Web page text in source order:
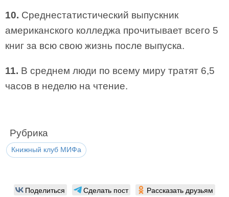
10. Среднестатистический выпускник
американского колледжа прочитывает всего 5
книг за всю свою жизнь после выпуска.
11. В среднем люди по всему миру тратят 6,5
часов в неделю на чтение.
Рубрика
Книжный клуб МИФа
Поделиться Сделать пост Рассказать друзьям